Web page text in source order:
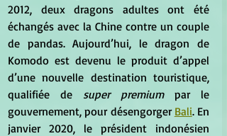
2012, deux dragons adultes ont été
échangés avec la Chine contre un couple
de pandas. Aujourd’hui, le dragon de
Komodo est devenu le produit d’appel
d’une nouvelle destination touristique,
qualifiée de super premium par le
gouvernement, pour désengorger Bali. En
janvier 2020, le président indonésien